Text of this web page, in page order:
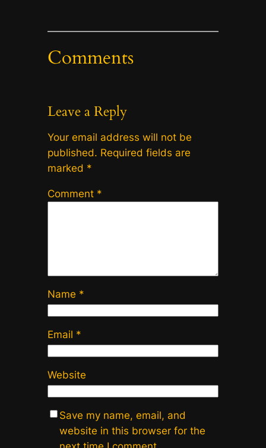
Comments
Leave a Reply
Your email address will not be
published. Required fields are
marked *
Comment *
Name *
Email *
Website
Save my name, email, and
website in this browser for the